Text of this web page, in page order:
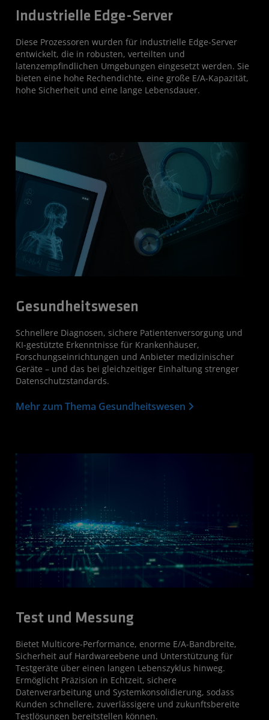
Industrielle Edge-Server
Diese Prozessoren wurden für industrielle Edge-Server
entwickelt, die in robusten, verteilten und
latenzempfindlichen Umgebungen eingesetzt werden. Sie
bieten eine hohe Rechendichte, eine große E/A-Kapazität,
hohe Sicherheit und eine lange Lebensdauer.
Gesundheitswesen
Schnellere Diagnosen, sichere Patientenversorgung und
KI-gestützte Erkenntnisse für Krankenhäuser,
Forschungseinrichtungen und Anbieter medizinischer
Geräte – und das bei gleichzeitiger Einhaltung strenger
Datenschutzstandards.
Mehr zum Thema Gesundheitswesen
Test und Messung
Bietet Multicore-Performance, enorme E/A-Bandbreite,
Sicherheit auf Hardwareebene und Unterstützung für
Testgeräte über einen langen Lebenszyklus hinweg.
Ermöglicht Präzision in Echtzeit, sichere
Datenverarbeitung und Systemkonsolidierung, sodass
Kunden schnellere, zuverlässigere und zukunftsbereite
Testlösungen bereitstellen können.